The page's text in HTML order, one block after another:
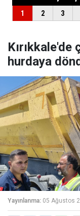
hurdaya
Yayınlanma: 05 Ağustos